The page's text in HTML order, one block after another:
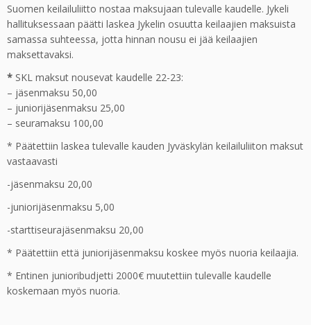
Suomen keilailuliitto nostaa maksujaan tulevalle kaudelle. Jykeli
hallituksessaan päätti laskea Jykelin osuutta keilaajien maksuista
samassa suhteessa, jotta hinnan nousu ei jää keilaajien
maksettavaksi.
* SKL maksut nousevat kaudelle 22-23:
– jäsenmaksu 50,00
– juniorijäsenmaksu 25,00
– seuramaksu 100,00
* Päätettiin laskea tulevalle kauden Jyväskylän keilailuliiton maksut
vastaavasti
-jäsenmaksu 20,00
-juniorijäsenmaksu 5,00
-starttiseurajäsenmaksu 20,00
* Päätettiin että juniorijäsenmaksu koskee myös nuoria keilaajia.
* Entinen junioribudjetti 2000€ muutettiin tulevalle kaudelle
koskemaan myös nuoria.